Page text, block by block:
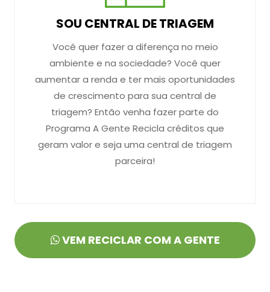
SOU CENTRAL DE TRIAGEM
Você quer fazer a diferença no meio
ambiente e na sociedade? Você quer
aumentar a renda e ter mais oportunidades
de crescimento para sua central de
triagem? Então venha fazer parte do
Programa A Gente Recicla créditos que
geram valor e seja uma central de triagem
parceira!
VEM RECICLAR COM A GENTE